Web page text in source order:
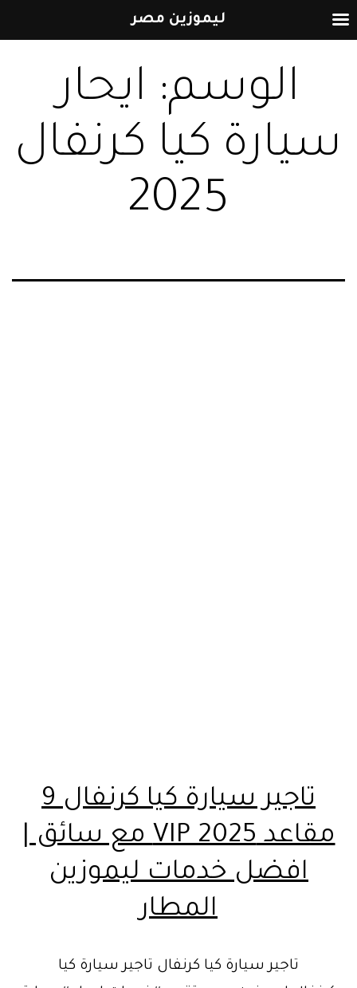
إلى
المحتوىالوسم: ايحار
سيارة كيا كرنفال
2025
تاجير سيارة كيا كرنفال 9
مقاعد VIP 2025 مع سائق |
افضل خدمات ليموزين
المطار
تاجير سيارة كيا كرنفال تاجير سيارة كيا
ليموزين مصر